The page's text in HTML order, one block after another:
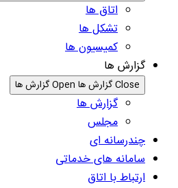
اتاق ها
تشکل ها
کمیسیون ها
گزارش ها
Close گزارش ها Open گزارش ها
گزارش ها
مجلس
چندرسانه ای
سامانه های خدماتی
ارتباط با اتاق